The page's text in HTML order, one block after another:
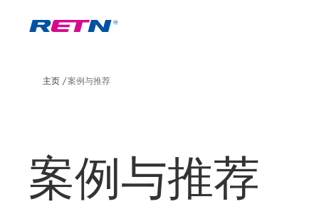
主页 案例与推荐
案例与推荐